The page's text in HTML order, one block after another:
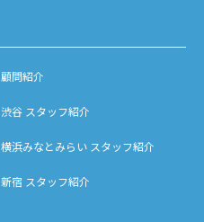
顧問紹介
渋谷 スタッフ紹介
横浜みなとみらい スタッフ紹介
新宿 スタッフ紹介